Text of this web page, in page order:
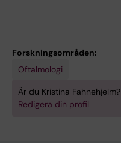
Forskningsområden:
Oftalmologi
Är du Kristina Fahnehjelm?
Redigera din profil